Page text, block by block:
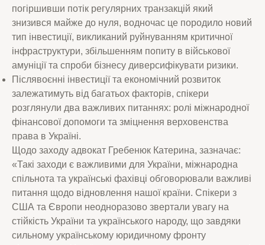
погіршивши потік регулярних транзакцій який
знизився майже до нуля, водночас це породило новий
тип інвестиції, викликаний руйнуванням критичної
інфраструктури, збільшенням попиту в військової
амуніції та спроби бізнесу диверсифікувати ризики.
Післявоєнні інвестиції та економічний розвиток
залежатимуть від багатьох факторів, спікери
розглянули два важливих питаннях: ролі міжнародної
фінансової допомоги та зміцнення верховенства
права в Україні.
Щодо заходу адвокат Гребенюк Катерина, зазначає:
«Такі заходи є важливими для України, міжнародна
спільнота та українські фахівці обговорювали важливі
питання щодо відновлення нашої країни. Спікери з
США та Європи неодноразово звертали увагу на
стійкість України та українського народу, що завдяки
сильному українському юридичному фронту